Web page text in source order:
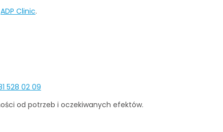
ADP Clinic.
528 02 09
od potrzeb i oczekiwanych efektów.